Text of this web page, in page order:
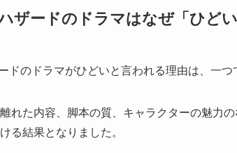
ザードのドラマはなぜ「ひど
ドのドラマがひどいと言われる理由は、一つ
れた内容、脚本の質、キャラクターの魅力
る結果となりました。